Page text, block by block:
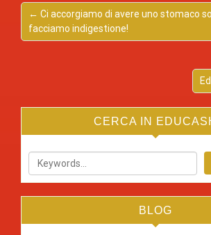
← Ci accorgiamo di avere uno stomaco
facciamo indigestione!
CERCA IN
BLOG